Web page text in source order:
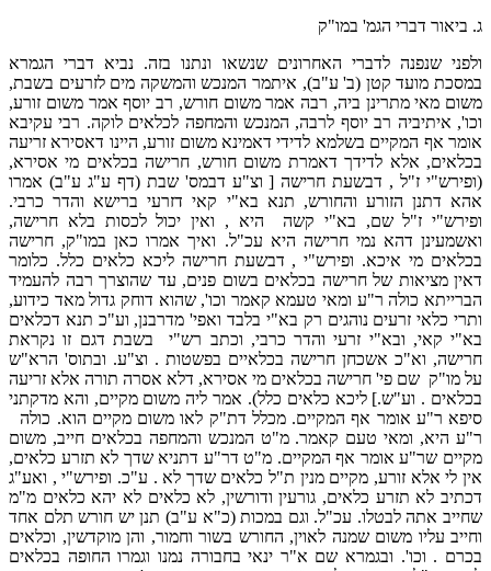
ג. ביאור דברי הגמ' במו"ק
ולפני שנפנה לדברי האחרונים שנשאו ונתנו בזה. נביא דברי הגמרא
במסכת מועד קטן (ב' ע"ב), איתמר המנכש והמשקה מים לזרעים בשבת,
משום מאי מתרינן ביה, רבה אמר משום חורש, רב יוסף אמר משום זורע,
וכו', איתיביה רב יוסף לרבה, המנכש והמחפה לכלאים לוקה. רבי עקיבא
אומר אף המקיים בשלמא לדידי דאמינא משום זורע, היינו דאסירא זריעה
בכלאים, אלא לדידך דאמרת משום חורש, חרישה בכלאים מי אסירא,
(ופירש"י ז"ל , דבשעת חרישה [ וצ"ע דבמס' שבת (דף ע"ג ע"ב) אמרו
אהא דתנן הזורע והחורש, תנא בא"י קאי דזרעי ברישא והדר כרבי.
ופירש"י ז"ל שם, בא"י קשה היא , ואין יכול לכסות בלא חרישה,
ואשמעינן דהא נמי חרישה היא עכ"ל. ואיך אמרו כאן במו"ק, חרישה
בכלאים מי איכא. ופירש"י , דבשעת חרישה ליכא כלאים כלל. כלומר
דאין מציאות של חרישה בכלאים בשום פנים, עד שהוצרך רבה להעמיד
הברייתא כולה ר"ע ומאי טעמא קאמר וכו', שהוא דוחק גדול מאד כידוע,
ותרי כלאי זרעים נוהגים רק בא"י בלבד ואפי' מדרבנן, וע"כ תנא דכלאים
בא"י קאי, ובא"י זרעי והדר כרבי, וכתב רש"י בשבת דגם זו נקראת
חרישה, וא"כ אשכחן חרישה בכלאיים בפשטות . וצ"ע. ובתוס' הרא"ש
על מו"ק שם פי' חרישה בכלאים מי אסירא, דלא אסרה תורה אלא זריעה
בכלאים . וע"ש.] ליכא כלאים כלל). אמר ליה משום מקיים, והא מדקתני
סיפא ר"ע אומר אף המקיים. מכלל דת"ק לאו משום מקיים הוא. כולה
ר"ע היא, ומאי טעם קאמר. מ"ט המנכש והמחפה בכלאים חייב, משום
מקיים שר"ע אומר אף המקיים. מ"ט דר"ע דתניא שדך לא תזרע כלאים,
אין לי אלא זורע, מקיים מנין ת"ל כלאים שדך לא . ע"כ. ופירש"י , ואע"ג
דכתיב לא תזרע כלאים, גורעין ודורשין, לא כלאים לא יהא כלאים מ"מ
שחייב אתה לבטלו. עכ"ל. וגם במכות (כ"א ע"ב) תנן יש חורש תלם אחד
וחייב עליו משום שמנה לאוין, החורש בשור וחמור, והן מוקדשין, וכלאים
בכרם . וכו'. ובגמרא שם א"ר ינאי בחבורה נמנו וגמרו החופה בכלאים